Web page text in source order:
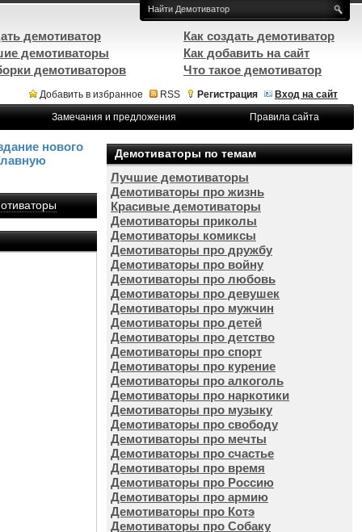
Добавить в избранное RSS Регистрация
Вход на сайт
Замечания и предложения Правила сайта
нового
Демотиваторы по темам
Лучшие демотиваторы
Демотиваторы про жизнь
Красивые демотиваторы
Демотиваторы приколы
Демотиваторы комиксы
Демотиваторы про дружбу
Демотиваторы про войну
Демотиваторы про любовь
Демотиваторы про девушек
Демотиваторы про мужчин
Демотиваторы про детей
Демотиваторы про детство
Демотиваторы про спорт
Демотиваторы про курение
Демотиваторы про алкоголь
Демотиваторы про наркотики
Демотиваторы про музыку
Демотиваторы про свободу
Демотиваторы про мечты
Демотиваторы про счастье
Демотиваторы про время
Демотиваторы про Россию
Демотиваторы про армию
Демотиваторы про Котэ
Демотиваторы про Собаку
демотиватор
демотиваторы
демотиваторов
Как создать демотиватор
Как добавить на сайт
Что такое демотиватор